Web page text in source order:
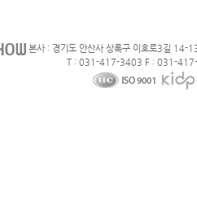
본사 : 경기도 안산사 상록구 이호로3길 14-
T : 031-417-3403 F : 031-